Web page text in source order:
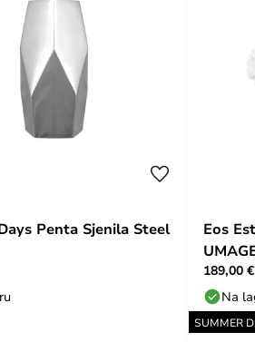
Penta Sjenila Steel
Eos
189,00 €
Na
SUMMER